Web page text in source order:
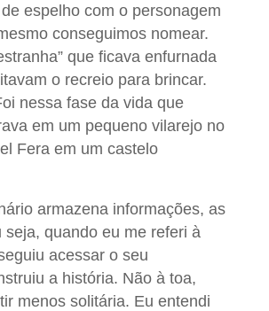
espelho com o personagem
conseguimos nomear.
que ficava enfurnada
o recreio para brincar.
nessa fase da vida que
em um pequeno vilarejo no
Fera em um castelo
armazena informações, as
seja, quando eu me referi à
acessar o seu
a história. Não à toa,
menos solitária. Eu entendi